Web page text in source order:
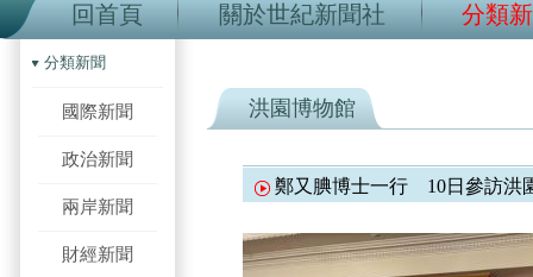
回首頁 關於世紀新聞社 分類
分類新聞
國際新聞
政治新聞
兩岸新聞
財經新聞
洪園博物館
鄭又腆博士一行 10日參訪洪